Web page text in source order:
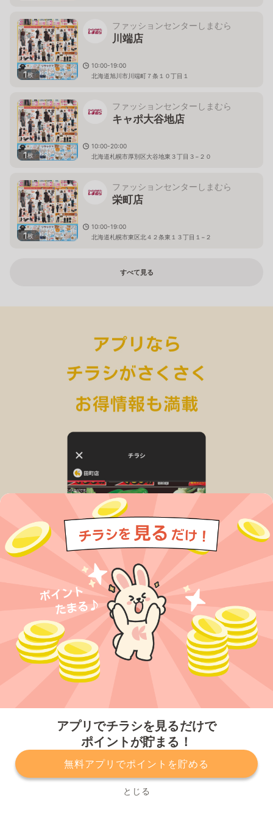
アプリでチラシを見るだけで
ポイントが貯まる！
無料アプリでポイントを貯める
とじる
1枚
ファッションセンターしまむら
川端店
10:00-19:00
北海道旭川市川端町７条１０丁目１
1枚
ファッションセンターしまむら
キャポ大谷地店
10:00-20:00
北海道札幌市厚別区大谷地東３丁目３−２０
1枚
ファッションセンターしまむら
栄町店
10:00-19:00
北海道札幌市東区北４２条東１３丁目１−２
すべて見る
プライバシーポリシー 利用規約
運営会社
サービスに関してのお問い合わせ